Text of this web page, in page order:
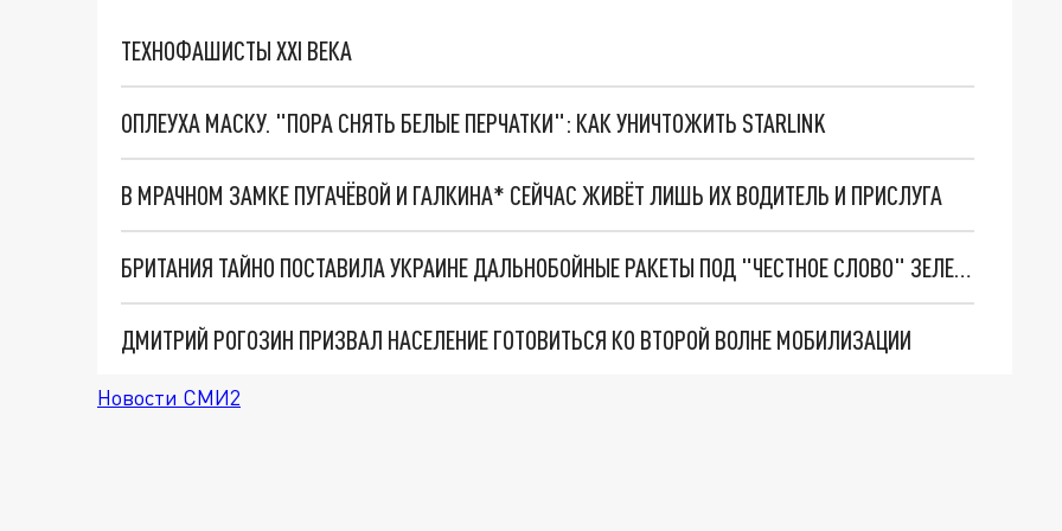
ТЕХНОФАШИСТЫ XXI ВЕКА
ОПЛЕУХА МАСКУ. "ПОРА СНЯТЬ БЕЛЫЕ ПЕРЧАТКИ": КАК УНИЧТОЖИТЬ STARLINK
В МРАЧНОМ ЗАМКЕ ПУГАЧЁВОЙ И ГАЛКИНА* СЕЙЧАС ЖИВЁТ ЛИШЬ ИХ ВОДИТЕЛЬ И ПРИСЛУГА
БРИТАНИЯ ТАЙНО ПОСТАВИЛА УКРАИНЕ ДАЛЬНОБОЙНЫЕ РАКЕТЫ ПОД "ЧЕСТНОЕ СЛОВО" ЗЕЛЕНСКОГО
ДМИТРИЙ РОГОЗИН ПРИЗВАЛ НАСЕЛЕНИЕ ГОТОВИТЬСЯ КО ВТОРОЙ ВОЛНЕ МОБИЛИЗАЦИИ
Новости СМИ2